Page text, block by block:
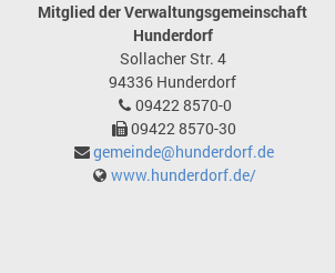
Mitglied der Verwaltungsgemeinschaft
Hunderdorf
Sollacher Str. 4
94336 Hunderdorf
09422 8570-0
09422 8570-30
gemeinde@hunderdorf.de
www.hunderdorf.de/